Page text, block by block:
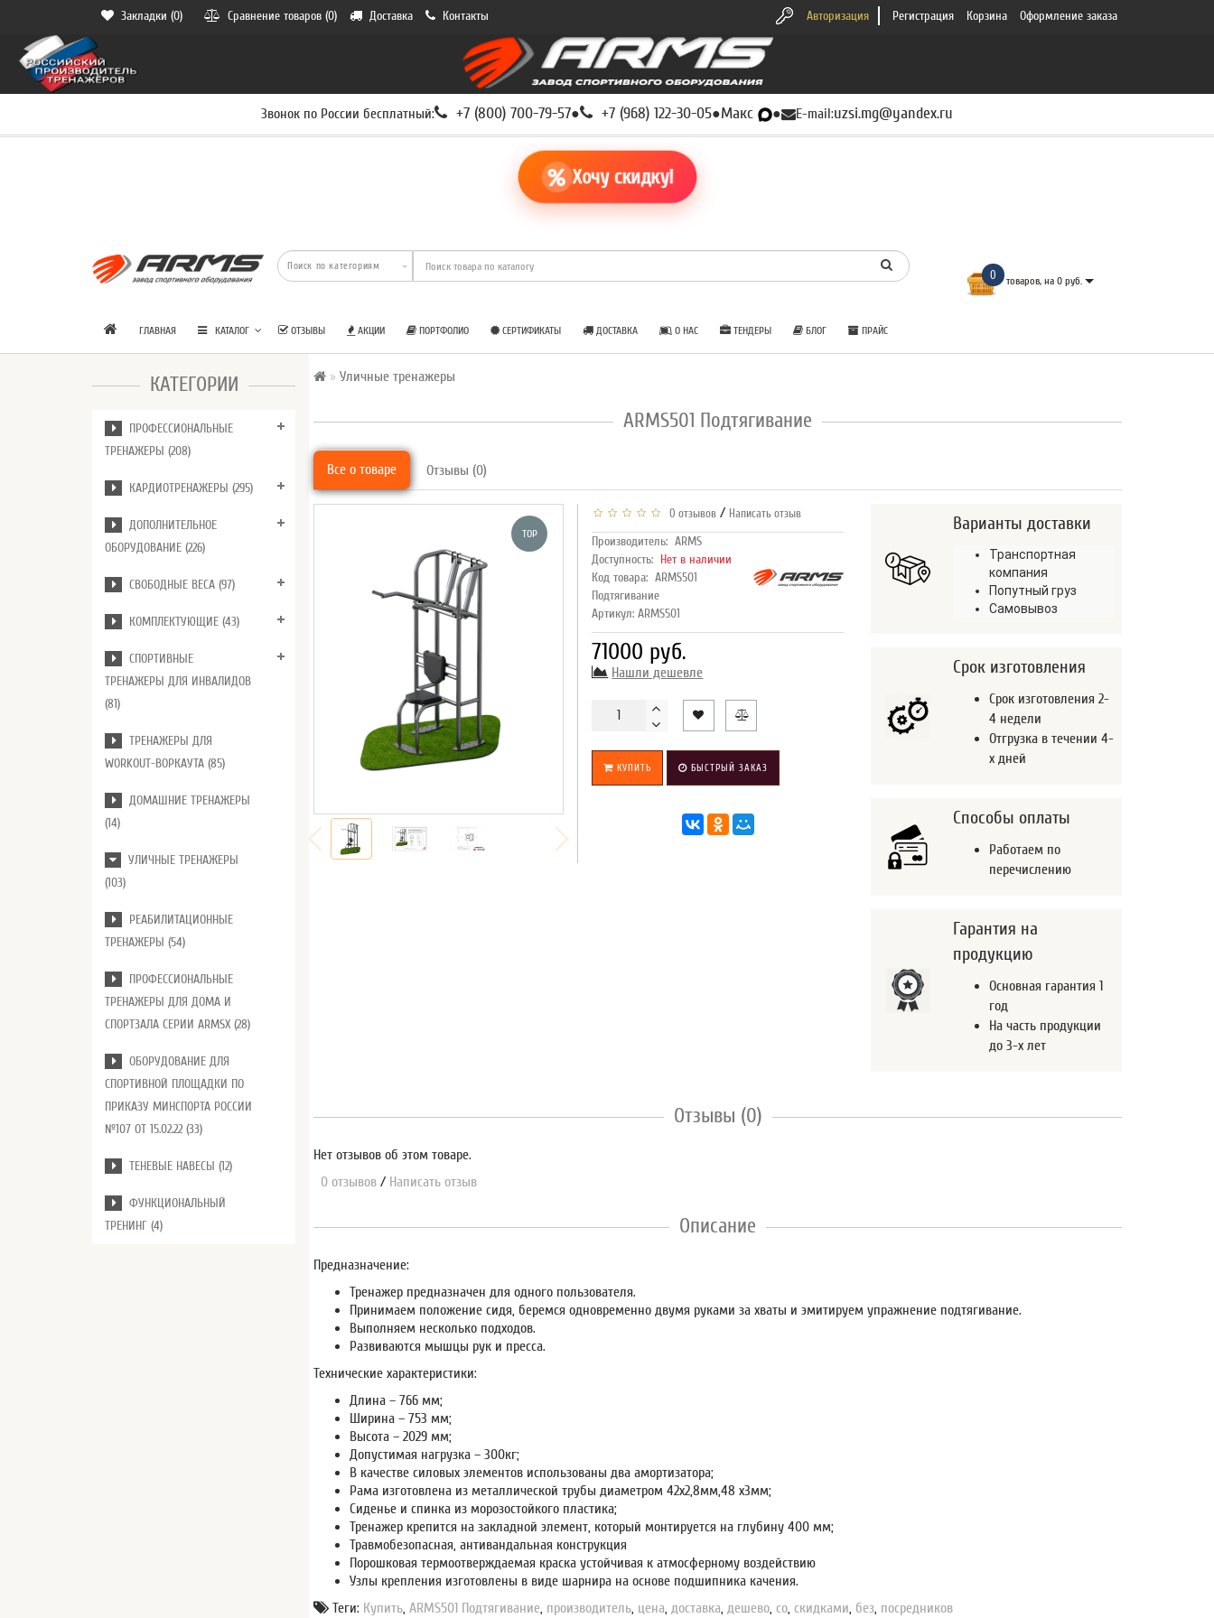
Закладки (0) Сравнение товаров (0) Доставка Контакты Авторизация Регистрация Корзина Оформление заказа
Звонок по России бесплатный: +7 (800) 700-79-57● +7 (968) 122-30-05●Макс ● E-mail:uzsi.mg@yandex.ru
Хочу скидку!
0 товаров, на 0 руб.
ГЛАВНАЯ КАТАЛОГ ОТЗЫВЫ АКЦИИ ПОРТФОЛИО СЕРТИФИКАТЫ ДОСТАВКА О НАС ТЕНДЕРЫ БЛОГ ПРАЙС
КАТЕГОРИИ
ПРОФЕССИОНАЛЬНЫЕ
ТРЕНАЖЕРЫ (208)
КАРДИОТРЕНАЖЕРЫ (295)
ДОПОЛНИТЕЛЬНОЕ
ОБОРУДОВАНИЕ (226)
СВОБОДНЫЕ ВЕСА (97)
КОМПЛЕКТУЮЩИЕ (43)
СПОРТИВНЫЕ
ТРЕНАЖЕРЫ ДЛЯ ИНВАЛИДОВ
(81)
ТРЕНАЖЕРЫ ДЛЯ
WORKOUT-ВОРКАУТА (85)
ДОМАШНИЕ ТРЕНАЖЕРЫ
(14)
УЛИЧНЫЕ ТРЕНАЖЕРЫ
(103)
РЕАБИЛИТАЦИОННЫЕ
ТРЕНАЖЕРЫ (54)
ПРОФЕССИОНАЛЬНЫЕ
ТРЕНАЖЕРЫ ДЛЯ ДОМА И
СПОРТЗАЛА СЕРИИ ARMSX (28)
ОБОРУДОВАНИЕ ДЛЯ
СПОРТИВНОЙ ПЛОЩАДКИ ПО
ПРИКАЗУ МИНСПОРТА РОССИИ
№107 ОТ 15.02.22 (33)
ТЕНЕВЫЕ НАВЕСЫ (12)
ФУНКЦИОНАЛЬНЫЙ
ТРЕНИНГ (4)
Уличные тренажеры
ARMS501 Подтягивание
Все о товаре Отзывы (0)
TOP
0 отзывов / Написать отзыв
Производитель: ARMS
Доступность: Нет в наличии
Код товара: ARMS501
Подтягивание
Артикул: ARMS501
71000 руб.
Нашли дешевле
КУПИТЬ БЫСТРЫЙ ЗАКАЗ
Варианты доставки
Транспортная
компания
Попутный груз
Самовывоз
Срок изготовления
Срок изготовления 2-
4 недели
Отгрузка в течении 4-
х дней
Способы оплаты
Работаем по
перечислению
Гарантия на
продукцию
Основная гарантия 1
год
На часть продукции
до 3-х лет
Отзывы (0)
Нет отзывов об этом товаре.
0 отзывов / Написать отзыв
Описание
Предназначение:
Тренажер предназначен для одного пользователя.
Принимаем положение сидя, беремся одновременно двумя руками за хваты и эмитируем упражнение подтягивание.
Выполняем несколько подходов.
Развиваются мышцы рук и пресса.
Технические характеристики:
Длина – 766 мм;
Ширина – 753 мм;
Высота – 2029 мм;
Допустимая нагрузка – 300кг;
В качестве силовых элементов использованы два амортизатора;
Рама изготовлена из металлической трубы диаметром 42х2,8мм,48 х3мм;
Сиденье и спинка из морозостойкого пластика;
Тренажер крепится на закладной элемент, который монтируется на глубину 400 мм;
Травмобезопасная, антивандальная конструкция
Порошковая термоотверждаемая краска устойчивая к атмосферному воздействию
Узлы крепления изготовлены в виде шарнира на основе подшипника качения.
Теги: Купить,ARMS501 Подтягивание, производитель, цена,доставка,дешево, со, скидками, без, посредников